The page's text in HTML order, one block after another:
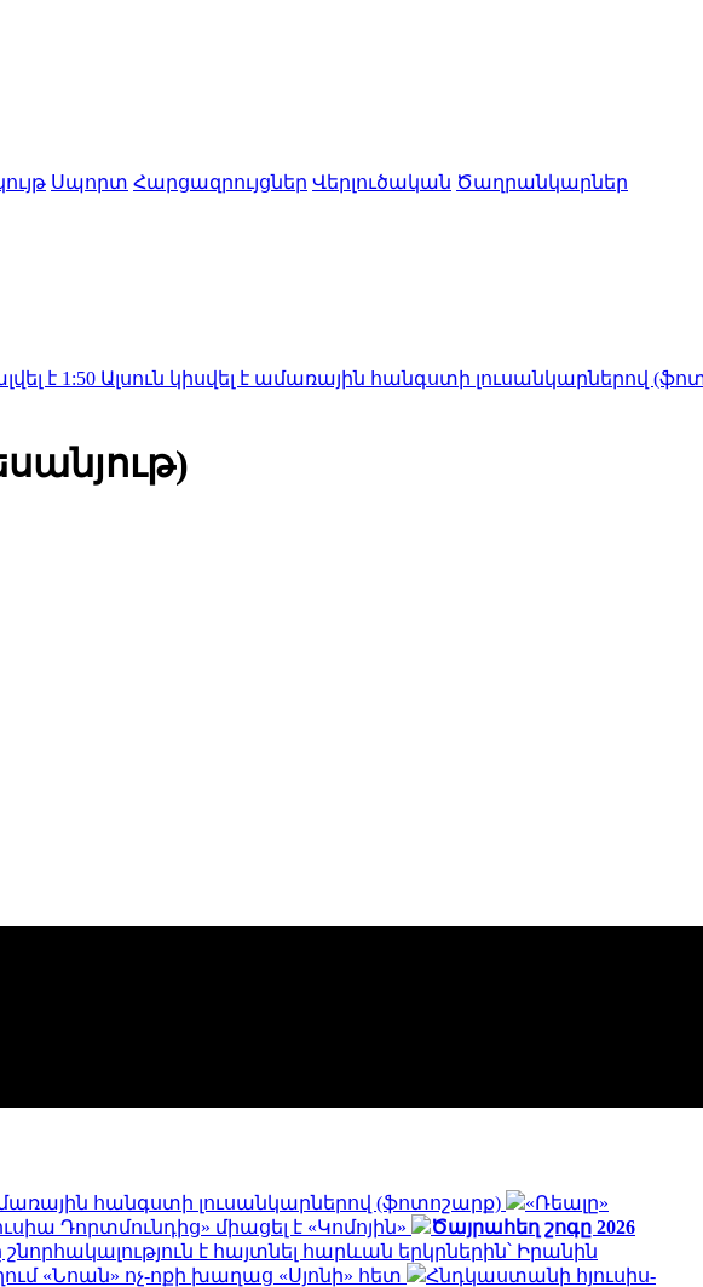
Սպորտ Հարցազրույցներ Վերլուծական Ծաղրանկարներ
կիսվել է ամառային հանգստի լուսանկարներով (ֆոտոշարք)1:40
հանգստի լուսանկարներով (ֆոտոշարք)
«Ռեալը»
Դորտմունդից» միացել է «Կոմոյին»
Ծայրահեղ շոգը 2026
է հայտնել հարևան երկրներին՝ Իրանին
«Նոան» ոչ-ոքի խաղաց «Սյոնի» հետ
Հնդկաստանի հյուսիս-